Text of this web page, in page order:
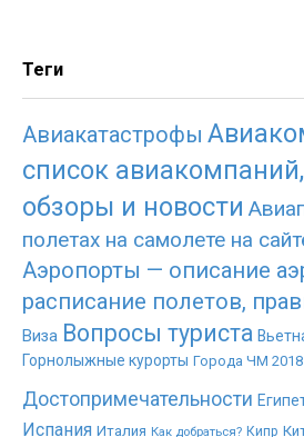
Теги
Авиакатастрофы
список
обзоры и новости
полетах на самолете на
Аэропорты — описание
расписание полетов,
Виза Вопросы туриста
Горнолыжные курорты Города ЧМ 2018
Достопримечательности
Испания Италия Как добраться? Кипр